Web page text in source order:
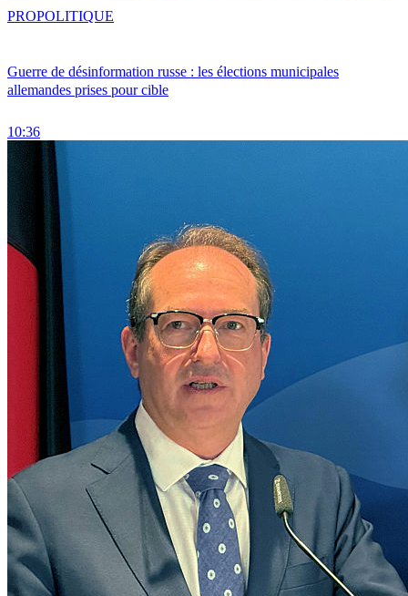
Guerre de désinformation russe : les élections municipales
allemandes prises pour cible
10:36
PROPOLITIQUE